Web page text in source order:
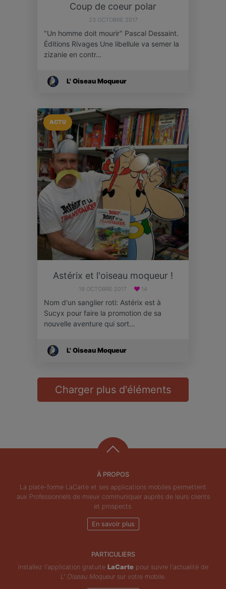
Coup de coeur polar
23 OCTOBRE 2017
"Un homme doit mourir" Pascal Dessaint.
Éditions Rivages Une libellule va semer la
zizanie en contr…
L' Oiseau Moqueur
ACTU
Astérix et l'oiseau moqueur !
19 OCTOBRE 2017 14
Nom d'un sanglier roti: Astérix est à
Sucyx pour faire la promotion de sa
nouvelle aventure qui sort…
L' Oiseau Moqueur
Charger plus d'éléments
À PROPOS
La plate-forme LaCarte et ses applications mobiles permettent
aux Professionnels de mieux communiquer auprès de leurs clients
et prospects.
En savoir plus
PARTICULIERS
Installez l'application gratuite LaCartepour suivre l'actualité de
L' Oiseau Moqueursur votre mobile.